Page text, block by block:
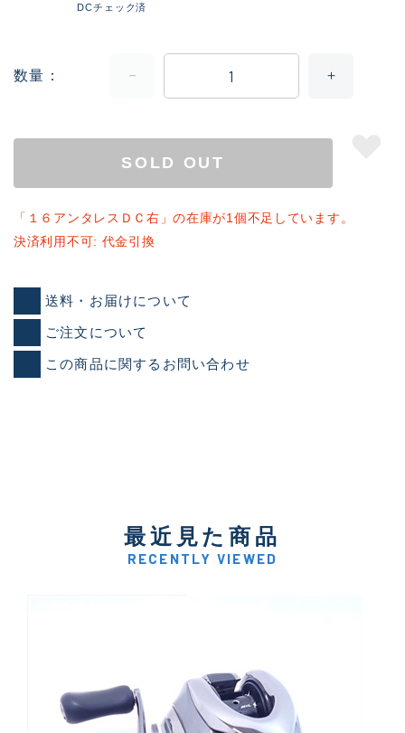
DCチェック済
数量
SOLD OUT
「１６アンタレスＤＣ右」の在庫が1個不足しています。
決済利用不可: 代金引換
送料・お届けについて
ご注文について
この商品に関するお問い合わせ
最近見た商品
RECENTLY VIEWED